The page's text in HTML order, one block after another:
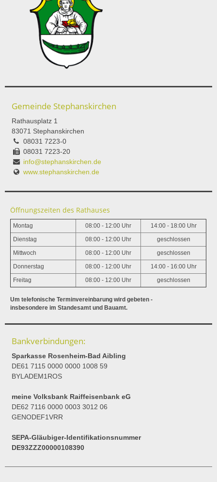
Gemeinde Stephanskirchen
Rathausplatz 1
83071 Stephanskirchen
08031 7223-0
08031 7223-20
info@stephanskirchen.de
www.stephanskirchen.de
Öffnungszeiten des Rathauses
Montag 08:00 - 12:00 Uhr 14:00 - 18:00 Uhr
Dienstag 08:00 - 12:00 Uhr geschlossen
Mittwoch 08:00 - 12:00 Uhr geschlossen
Donnerstag 08:00 - 12:00 Uhr 14:00 - 16:00 Uhr
Freitag 08:00 - 12:00 Uhr geschlossen
Um telefonische Terminvereinbarung wird gebeten -
insbesondere im Standesamt und Bauamt.
Bankverbindungen:
Sparkasse Rosenheim-Bad Aibling
DE61 7115 0000 0000 1008 59
BYLADEM1ROS
meine Volksbank Raiffeisenbank eG
DE62 7116 0000 0003 3012 06
GENODEF1VRR
SEPA-Gläubiger-Identifikationsnummer
DE93ZZZ00000108390